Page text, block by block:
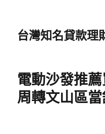
台灣知名貸款理
電動沙發推
周轉文山區